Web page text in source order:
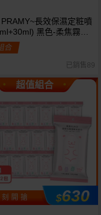
長效保濕定粧噴
黑色-柔焦霧面
官方正品》
合
已銷售89
超值組合
刻 開 搶 $630